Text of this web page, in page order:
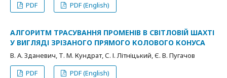
PDF
PDF (English)
АЛГОРИТМ ТРАСУВАННЯ ПРОМЕНІВ В СВІТЛОВІЙ ШАХТІ
У ВИГЛЯДІ ЗРІЗАНОГО ПРЯМОГО КОЛОВОГО КОНУСА
В. А. Зданевич, Т. М. Кундрат, С. І. Літніцький, Є. В. Пугачов
PDF
PDF (English)